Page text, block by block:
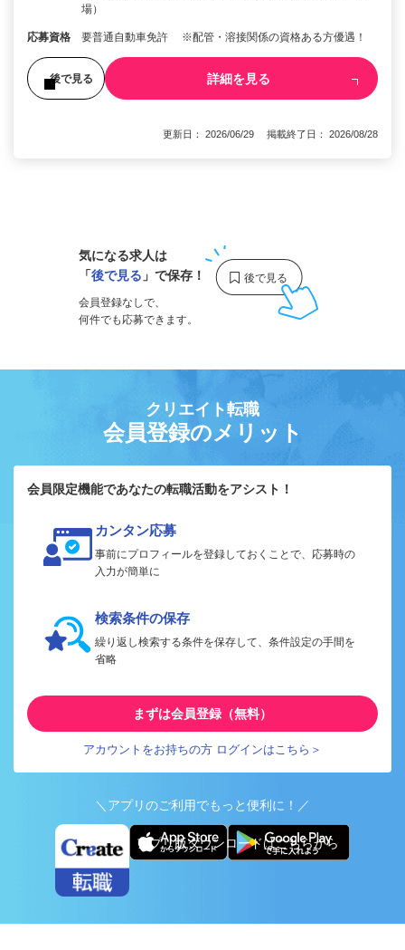
場）
応募資格 要普通自動車免許 ※配管・溶接関係の資格ある方優遇！
後で見る 詳細を見る
更新日： 2026/06/29 掲載終了日： 2026/08/28
気になる求人は
「後で見る 」で保存！
会員登録なしで、
何件でも応募できます。
クリエイト転職
会員登録のメリット
会員限定機能であなたの転職活動をアシスト！
カンタン応募
事前にプロフィールを登録しておくことで、応募時の
入力が簡単に
検索条件の保存
繰り返し検索する条件を保存して、条件設定の手間を
省略
まずは会員登録（無料）
アカウントをお持ちの方 ログインはこちら＞
＼アプリのご利用でもっと便利に！／
アプリ版ダウンロードはこちらから